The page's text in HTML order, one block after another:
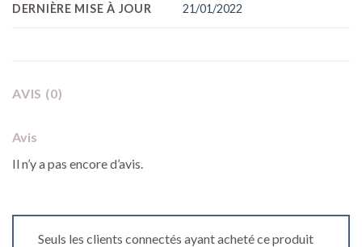
DERNIÈRE MISE À JOUR 21/01/2022
AVIS (0)
Avis
Il n’y a pas encore d’avis.
Seuls les clients connectés ayant acheté ce produit